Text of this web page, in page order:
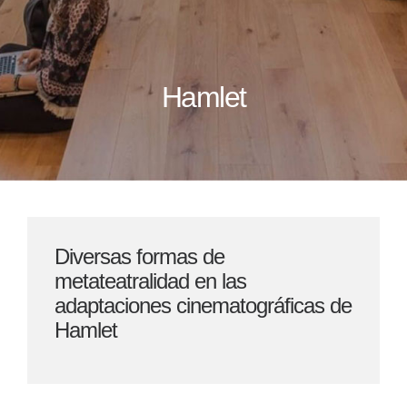
Hamlet
Diversas formas de
metateatralidad en las
adaptaciones cinematográficas de
Hamlet